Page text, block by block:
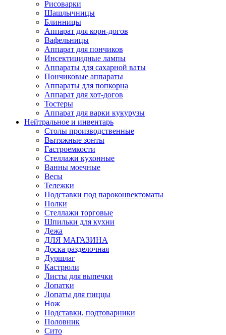
Рисоварки
Шашлычницы
Блинницы
Аппарат для корн-догов
Вафельницы
Аппарат для пончиков
Инсектицидные лампы
Аппараты для сахарной ваты
Пончиковые аппараты
Аппараты для попкорна
Аппарат для хот-догов
Тостеры
Аппарат для варки кукурузы
Нейтральное и инвентарь
Столы производственные
Вытяжные зонты
Гастроемкости
Стеллажи кухонные
Ванны моечные
Весы
Тележки
Подставки под пароконвектоматы
Полки
Стеллажи торговые
Шпильки для кухни
Дежа
ДЛЯ МАГАЗИНА
Доска разделочная
Дуршлаг
Кастрюли
Листы для выпечки
Лопатки
Лопаты для пиццы
Нож
Подставки, подтоварники
Половник
Сито